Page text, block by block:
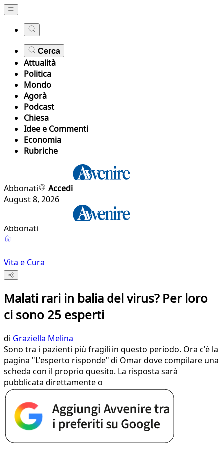
Cerca
Attualità
Politica
Mondo
Agorà
Podcast
Chiesa
Idee e Commenti
Economia
Rubriche
Abbonati
Accedi
August 8, 2026
Abbonati
Vita e Cura
Malati rari in balia del virus? Per loro
ci sono 25 esperti
di Graziella Melina
Sono tra i pazienti più fragili in questo periodo. Ora c'è la
pagina "L'esperto risponde" di Omar dove compilare una
scheda con il proprio quesito. La risposta sarà
pubblicata direttamente o